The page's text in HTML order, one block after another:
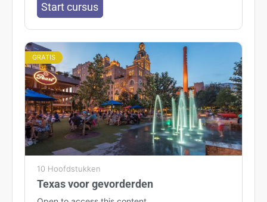
Start cursus
GRATIS
10 Hoofdstukken
Texas voor gevorderden